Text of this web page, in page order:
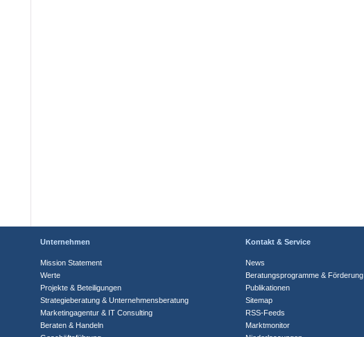
Unternehmen
Mission Statement
Werte
Projekte & Beteiligungen
Strategieberatung & Unternehmensberatung
Marketingagentur & IT Consulting
Beraten & Handeln
Kontakt & Service
News
Beratungsprogramme & Förderung
Publikationen
Sitemap
RSS-Feeds
Marktmonitor